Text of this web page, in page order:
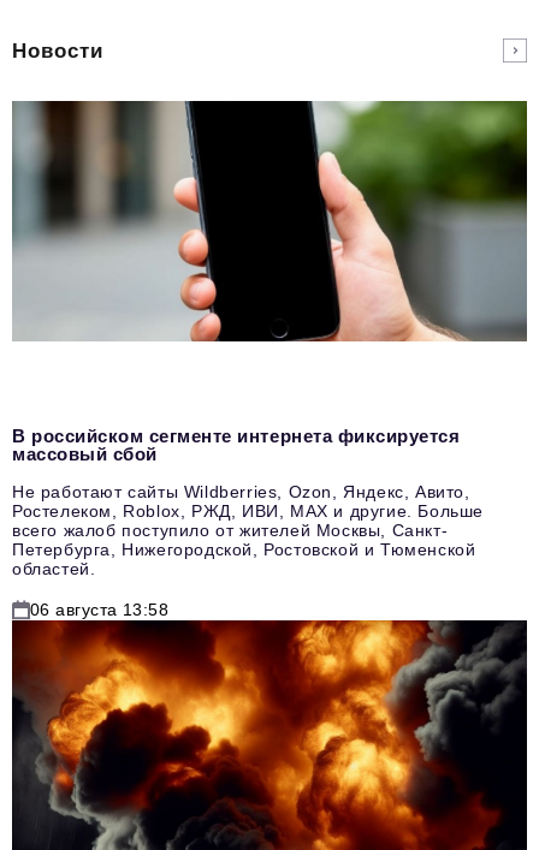
Новости
В российском сегменте интернета фиксируется
массовый сбой
Не работают сайты Wildberries, Ozon, Яндекс, Авито,
Ростелеком, Roblox, РЖД, ИВИ, MAX и другие. Больше
всего жалоб поступило от жителей Москвы, Санкт-
Петербурга, Нижегородской, Ростовской и Тюменской
областей.
06 августа 13:58